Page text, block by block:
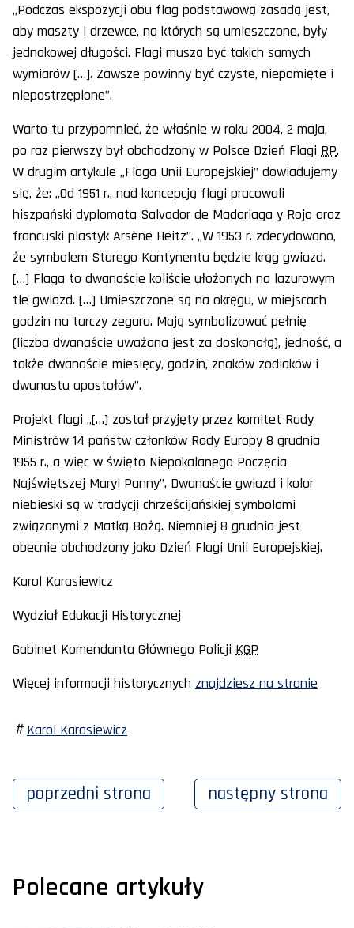
„Podczas ekspozycji obu flag podstawową zasadą jest,
aby maszty i drzewce, na których są umieszczone, były
jednakowej długości. Flagi muszą być takich samych
wymiarów […]. Zawsze powinny być czyste, niepomięte i
niepostrzępione”.
Warto tu przypomnieć, że właśnie w roku 2004, 2 maja,
po raz pierwszy był obchodzony w Polsce Dzień Flagi RP.
W drugim artykule „Flaga Unii Europejskiej” dowiadujemy
się, że: „Od 1951 r., nad koncepcją flagi pracowali
hiszpański dyplomata Salvador de Madariaga y Rojo oraz
francuski plastyk Arsène Heitz”. „W 1953 r. zdecydowano,
że symbolem Starego Kontynentu będzie krąg gwiazd.
[…] Flaga to dwanaście koliście ułożonych na lazurowym
tle gwiazd. […] Umieszczone są na okręgu, w miejscach
godzin na tarczy zegara. Mają symbolizować pełnię
(liczba dwanaście uważana jest za doskonałą), jedność, a
także dwanaście miesięcy, godzin, znaków zodiaków i
dwunastu apostołów”.
Projekt flagi „[…] został przyjęty przez komitet Rady
Ministrów 14 państw członków Rady Europy 8 grudnia
1955 r., a więc w święto Niepokalanego Poczęcia
Najświętszej Maryi Panny”. Dwanaście gwiazd i kolor
niebieski są w tradycji chrześcijańskiej symbolami
związanymi z Matką Bożą. Niemniej 8 grudnia jest
obecnie obchodzony jako Dzień Flagi Unii Europejskiej.
Karol Karasiewicz
Wydział Edukacji Historycznej
Gabinet Komendanta Głównego Policji KGP
Więcej informacji historycznych znajdziesz na stronie
Karol Karasiewicz
poprzedni strona następny strona
Polecane artykuły